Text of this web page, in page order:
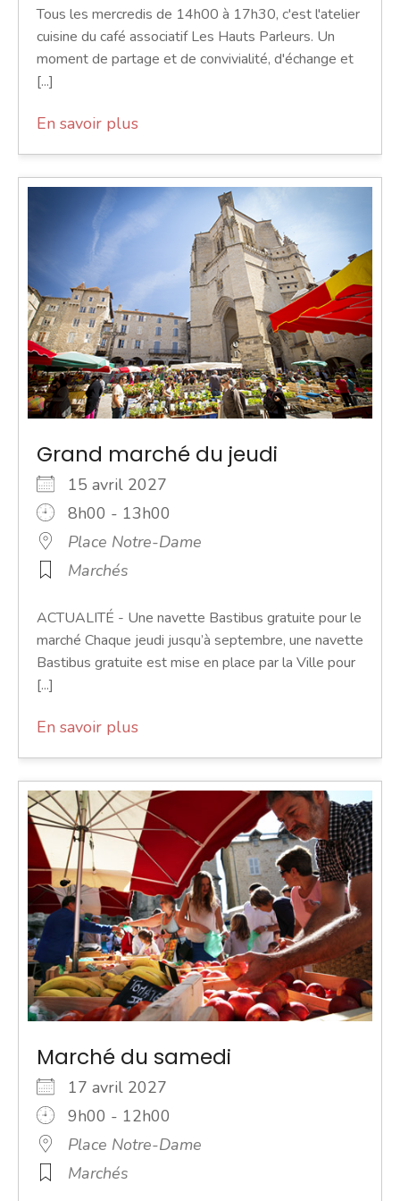
Tous les mercredis de 14h00 à 17h30, c'est l'atelier
cuisine du café associatif Les Hauts Parleurs. Un
moment de partage et de convivialité, d'échange et
[...]
En savoir plus
Grand marché du jeudi
15 avril 2027
8h00 - 13h00
Place Notre-Dame
Marchés
ACTUALITÉ - Une navette Bastibus gratuite pour le
marché Chaque jeudi jusqu’à septembre, une navette
Bastibus gratuite est mise en place par la Ville pour
[...]
En savoir plus
Marché du samedi
17 avril 2027
9h00 - 12h00
Place Notre-Dame
Marchés